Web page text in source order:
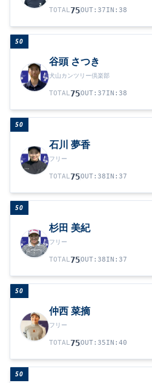
TOTAL75OUT: 37IN : 38
50
谷頭 さつき
犬山カンツリー倶楽部
TOTAL75OUT: 37IN : 38
50
石川 夢香
フリー
TOTAL75OUT: 38IN : 37
50
杉田 美紀
フリー
TOTAL75OUT: 38IN : 37
50
仲西 菜摘
フリー
TOTAL75OUT: 35IN : 40
50